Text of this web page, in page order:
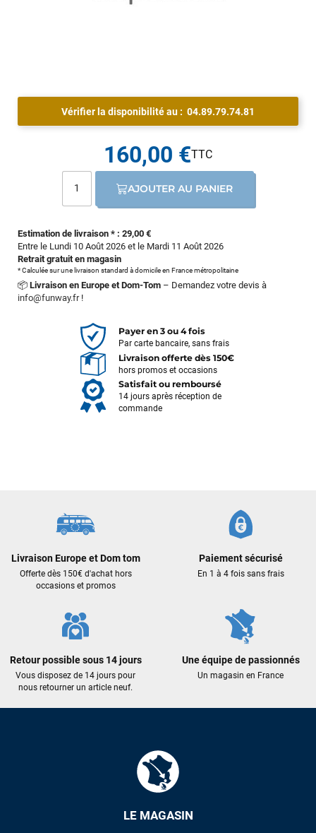
Vérifier la disponibilité au : 04.89.79.74.81
Estimation de livraison * : 29,00 €
Entre le Lundi 10 Août 2026 et le Mardi 11 Août 2026
Retrait gratuit en magasin
* Calculée sur une livraison standard à domicile en France métropolitaine
📦 Livraison en Europe et Dom-Tom – Demandez votre devis à
info@funway.fr!
160,00 €
AJOUTER AU PANIER
Payer en 3 ou 4 fois
Par carte bancaire, sans frais
Livraison offerte dès 150€
hors promos et occasions
Satisfait ou remboursé
14 jours après réception de
commande
Livraison Europe et Dom tom
Offerte dès 150€ d'achat hors
occasions et promos
Paiement sécurisé
En 1 à 4 fois sans frais
Retour possible sous 14 jours
Vous disposez de 14 jours pour
nous retourner un article neuf.
Une équipe de passionnés
Un magasin en France
LE MAGASIN
François
il y a un mois
J’ai commandé un pack via leur site internet. À peine la
commande validée, le magasin m’a appelé pour confirmer
avec moi les caractéristiques des équipements, me conseiller
sur le matériel à choisir, et m’a même offert du matériel en
le lendemain, et j’ai bien reçu tout le matériel dans un colis
propre et soigné. Plus qu’à tester ça sur l’eau ! Je
recommande vivement ce magasin pour son
encore pour cette severne dyno !
J'ai acheté une voile d'occasion depuis Tahiti. Super service.